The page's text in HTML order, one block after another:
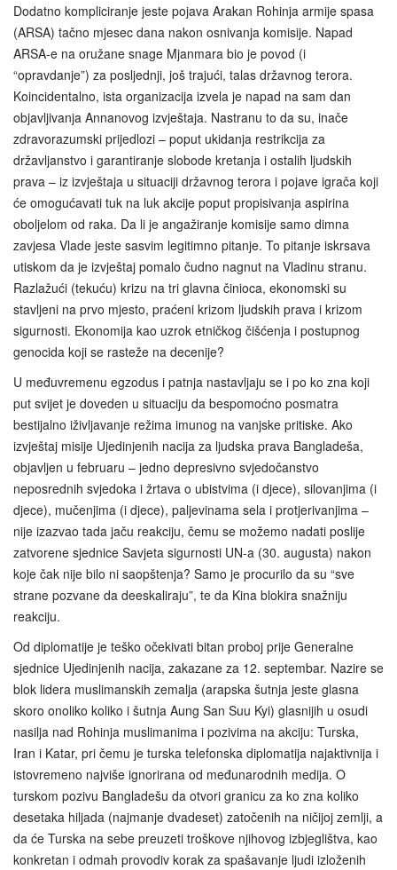
Dodatno kompliciranje jeste pojava Arakan Rohinja armije spasa
(ARSA) tačno mjesec dana nakon osnivanja komisije. Napad
ARSA-e na oružane snage Mjanmara bio je povod (i
“opravdanje”) za posljednji, još trajući, talas državnog terora.
Koincidentalno, ista organizacija izvela je napad na sam dan
objavljivanja Annanovog izvještaja. Nastranu to da su, inače
zdravorazumski prijedlozi – poput ukidanja restrikcija za
državljanstvo i garantiranje slobode kretanja i ostalih ljudskih
prava – iz izvještaja u situaciji državnog terora i pojave igrača koji
će omogućavati tuk na luk akcije poput propisivanja aspirina
oboljelom od raka. Da li je angažiranje komisije samo dimna
zavjesa Vlade jeste sasvim legitimno pitanje. To pitanje iskrsava
utiskom da je izvještaj pomalo čudno nagnut na Vladinu stranu.
Razlažući (tekuću) krizu na tri glavna činioca, ekonomski su
stavljeni na prvo mjesto, praćeni krizom ljudskih prava i krizom
sigurnosti. Ekonomija kao uzrok etničkog čišćenja i postupnog
genocida koji se rasteže na decenije?
U međuvremenu egzodus i patnja nastavljaju se i po ko zna koji
put svijet je doveden u situaciju da bespomoćno posmatra
bestijalno iživljavanje režima imunog na vanjske pritiske. Ako
izvještaj misije Ujedinjenih nacija za ljudska prava Bangladeša,
objavljen u februaru – jedno depresivno svjedočanstvo
neposrednih svjedoka i žrtava o ubistvima (i djece), silovanjima (i
djece), mučenjima (i djece), paljevinama sela i protjerivanjima –
nije izazvao tada jaču reakciju, čemu se možemo nadati poslije
zatvorene sjednice Savjeta sigurnosti UN-a (30. augusta) nakon
koje čak nije bilo ni saopštenja? Samo je procurilo da su “sve
strane pozvane da deeskaliraju”, te da Kina blokira snažniju
reakciju.
Od diplomatije je teško očekivati bitan proboj prije Generalne
sjednice Ujedinjenih nacija, zakazane za 12. septembar. Nazire se
blok lidera muslimanskih zemalja (arapska šutnja jeste glasna
skoro onoliko koliko i šutnja Aung San Suu Kyi) glasnijih u osudi
nasilja nad Rohinja muslimanima i pozivima na akciju: Turska,
Iran i Katar, pri čemu je turska telefonska diplomatija najaktivnija i
istovremeno najviše ignorirana od međunarodnih medija. O
turskom pozivu Bangladešu da otvori granicu za ko zna koliko
desetaka hiljada (najmanje dvadeset) zatočenih na ničijoj zemlji, a
da će Turska na sebe preuzeti troškove njihovog izbjeglištva, kao
konkretan i odmah provodiv korak za spašavanje ljudi izloženih